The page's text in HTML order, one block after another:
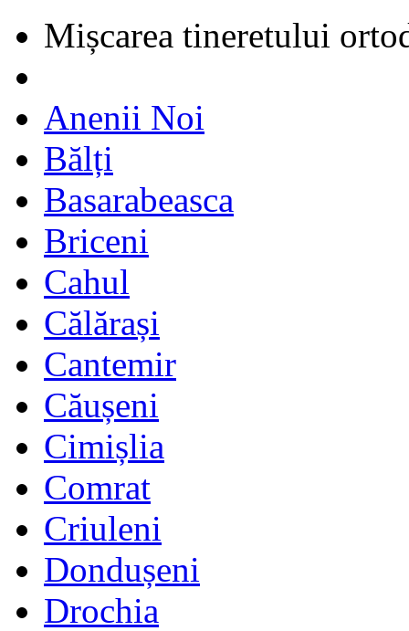
Mișcarea tineretului
Anenii Noi
Bălți
Basarabeasca
Briceni
Cahul
Călărași
Cantemir
Căușeni
Cimișlia
Comrat
Criuleni
Dondușeni
Drochia